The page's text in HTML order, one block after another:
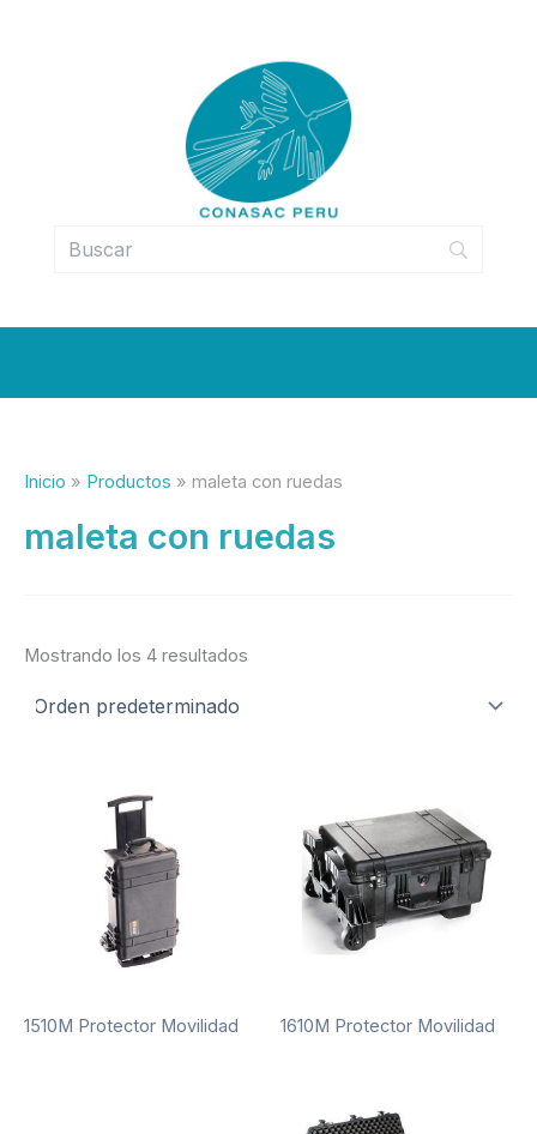
Inicio Productos maleta con ruedas
maleta con ruedas
Mostrando los 4 resultados
1510M Protector Movilidad 1610M Protector Movilidad